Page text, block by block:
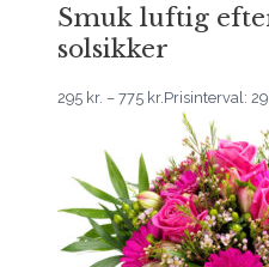
Smuk luftig
solsikker
295 kr. – 775 kr. Prisinterval: